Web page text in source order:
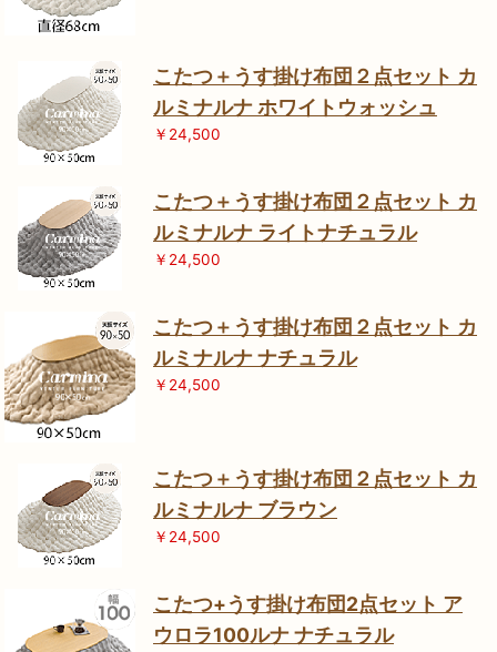
こたつ＋うす掛け布団２点セット カ
ルミナルナ ホワイトウォッシュ
￥24,500
こたつ＋うす掛け布団２点セット カ
ルミナルナ ライトナチュラル
￥24,500
こたつ＋うす掛け布団２点セット カ
ルミナルナ ナチュラル
￥24,500
こたつ＋うす掛け布団２点セット カ
ルミナルナ ブラウン
￥24,500
こたつ+うす掛け布団2点セット ア
ウロラ100ルナ ナチュラル